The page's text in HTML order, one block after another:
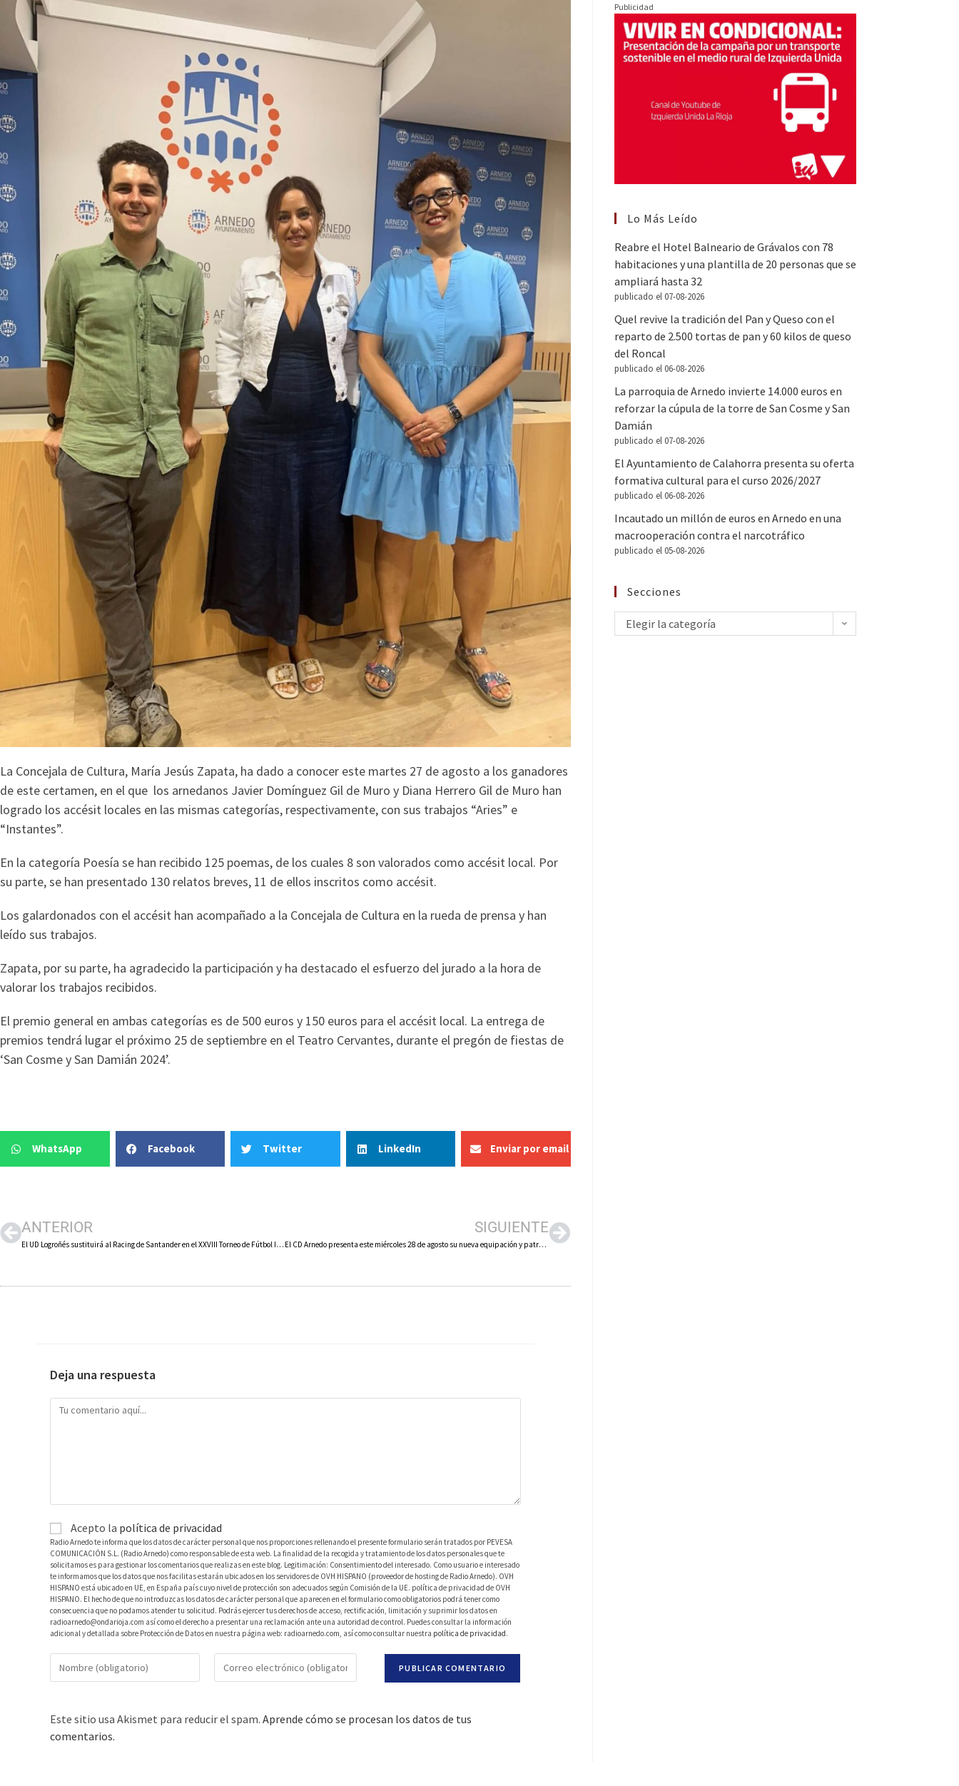
La Concejala de Cultura, María Jesús Zapata, ha dado a conocer este martes 27 de agosto a los ganadores
de este certamen, en el que los arnedanos Javier Domínguez Gil de Muro y Diana Herrero Gil de Muro han
logrado los accésit locales en las mismas categorías, respectivamente, con sus trabajos “Aries” e
“Instantes”.
En la categoría Poesía se han recibido 125 poemas, de los cuales 8 son valorados como accésit local. Por
su parte, se han presentado 130 relatos breves, 11 de ellos inscritos como accésit.
Los galardonados con el accésit han acompañado a la Concejala de Cultura en la rueda de prensa y han
leído sus trabajos.
Zapata, por su parte, ha agradecido la participación y ha destacado el esfuerzo del jurado a la hora de
valorar los trabajos recibidos.
El premio general en ambas categorías es de 500 euros y 150 euros para el accésit local. La entrega de
premios tendrá lugar el próximo 25 de septiembre en el Teatro Cervantes, durante el pregón de fiestas de
‘San Cosme y San Damián 2024’.
WhatsApp Facebook Twitter LinkedIn Enviar por email
ANTERIOR
El UD Logroñés sustituirá al Racing de Santander en el XXVIII Torneo de Fútbol Infantil ‘Arnedo Cup’
SIGUIENTE
El CD Arnedo presenta este miércoles 28 de agosto su nueva equipación y patrocinador principal
Deja una respuesta
Acepto la política de privacidad
Radio Arnedo te informa que los datos de carácter personal que nos proporciones rellenando el presente formulario serán tratados por PEVESA
COMUNICACIÓN S.L. (Radio Arnedo) como responsable de esta web. La finalidad de la recogida y tratamiento de los datos personales que te
solicitamos es para gestionar los comentarios que realizas en este blog. Legitimación: Consentimiento del interesado. Como usuario e interesado
te informamos que los datos que nos facilitas estarán ubicados en los servidores de OVH HISPANO (proveedor de hosting de Radio Arnedo). OVH
HISPANO está ubicado en UE, en España país cuyo nivel de protección son adecuados según Comisión de la UE. política de privacidad de OVH
HISPANO. El hecho de que no introduzcas los datos de carácter personal que aparecen en el formulario como obligatorios podrá tener como
consecuencia que no podamos atender tu solicitud. Podrás ejercer tus derechos de acceso, rectificación, limitación y suprimir los datos en
radioarnedo@ondarioja.com así como el derecho a presentar una reclamación ante una autoridad de control. Puedes consultar la información
adicional y detallada sobre Protección de Datos en nuestra página web: radioarnedo.com, así como consultar nuestra política de privacidad.
Este sitio usa Akismet para reducir el spam. Aprende cómo se procesan los datos de tus
comentarios.
Publicidad
Lo Más Leído
Reabre el Hotel Balneario de Grávalos con 78
habitaciones y una plantilla de 20 personas que se
ampliará hasta 32
publicado el 07-08-2026
Quel revive la tradición del Pan y Queso con el
reparto de 2.500 tortas de pan y 60 kilos de queso
del Roncal
publicado el 06-08-2026
La parroquia de Arnedo invierte 14.000 euros en
reforzar la cúpula de la torre de San Cosme y San
Damián
publicado el 07-08-2026
El Ayuntamiento de Calahorra presenta su oferta
formativa cultural para el curso 2026/2027
publicado el 06-08-2026
Incautado un millón de euros en Arnedo en una
macrooperación contra el narcotráfico
publicado el 05-08-2026
Secciones
Elegir la categoría